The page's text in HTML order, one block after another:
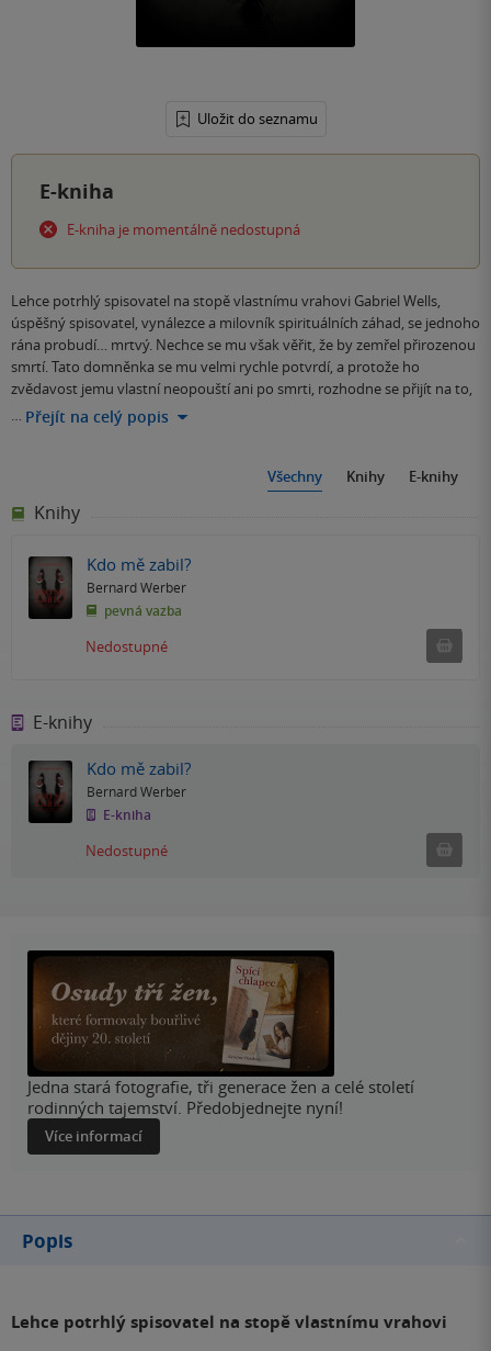
Uložit do seznamu
E-kniha
E-kniha je momentálně nedostupná
Lehce potrhlý spisovatel na stopě vlastnímu vrahovi Gabriel Wells,
úspěšný spisovatel, vynálezce a milovník spirituálních záhad, se jednoho
rána probudí… mrtvý. Nechce se mu však věřit, že by zemřel přirozenou
smrtí. Tato domněnka se mu velmi rychle potvrdí, a protože ho
zvědavost jemu vlastní neopouští ani po smrti, rozhodne se přijít na to,
… Přejít na celý popis
Všechny Knihy E-knihy
Knihy
Kdo mě zabil?
Bernard Werber
pevná vazba
Nedostupné
E-knihy
Kdo mě zabil?
Bernard Werber
E-kniha
Nedostupné
Jedna stará fotografie, tři generace žen a celé století
rodinných tajemství. Předobjednejte nyní!
Více informací
Popis
Lehce potrhlý spisovatel na stopě vlastnímu vrahovi